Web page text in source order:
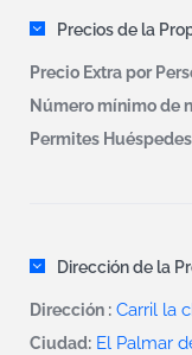
Precios de la
Precio Extra por
Número mínimo de
Permites
Dirección de la
Dirección : Carril la
Ciudad: El Palmar